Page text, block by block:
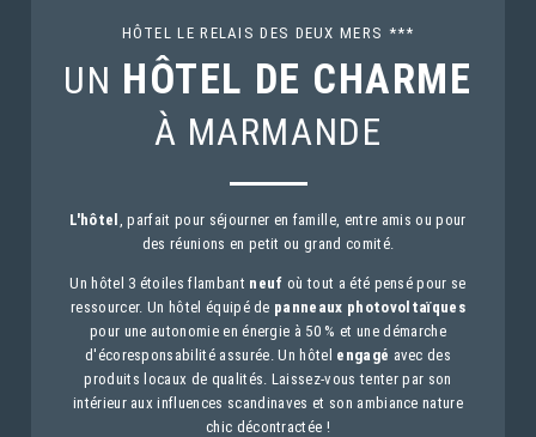
HÔTEL LE RELAIS DES DEUX MERS ***
UN HÔTEL DE CHARME
À MARMANDE
L'hôtel , parfait pour séjourner en famille, entre amis ou pour
des réunions en petit ou grand comité.
Un hôtel 3 étoiles flambant neuf où tout a été pensé pour se
ressourcer. Un hôtel équipé de panneaux photovoltaïques
pour une autonomie en énergie à 50 % et une démarche
d'écoresponsabilité assurée. Un hôtel engagé avec des
produits locaux de qualités. Laissez-vous tenter par son
intérieur aux influences scandinaves et son ambiance nature
chic décontractée !